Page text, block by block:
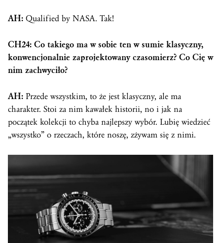
AH: Qualified by NASA. Tak!
CH24: Co takiego ma w sobie ten w sumie klasyczny,
konwencjonalnie zaprojektowany czasomierz? Co Cię w
nim zachwyciło?
AH: Przede wszystkim, to że jest klasyczny, ale ma
charakter. Stoi za nim kawałek historii, no i jak na
początek kolekcji to chyba najlepszy wybór. Lubię wiedzieć
„wszystko” o rzeczach, które noszę, zżywam się z nimi.